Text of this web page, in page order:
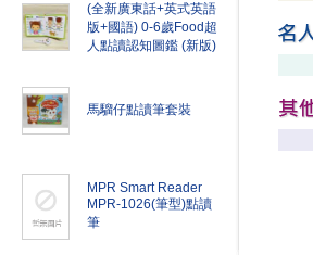
(全新廣東話+英式英語
版+國語) 0-6歲Food超
人點讀認知圖鑑 (新版)
馬騮仔點讀筆套裝
MPR Smart Reader
MPR-1026(筆型)點讀
筆